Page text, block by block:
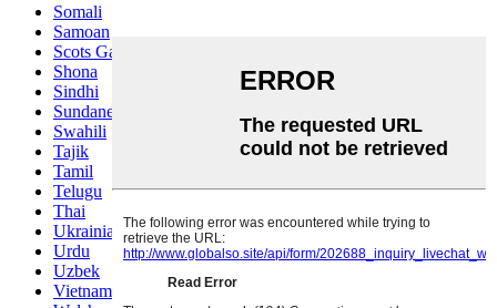
Somali
Samoan
Scots Gaelic
Shona
Sindhi
Sundanese
Swahili
Tajik
Tamil
Telugu
Thai
Ukrainian
Urdu
Uzbek
Vietnamese